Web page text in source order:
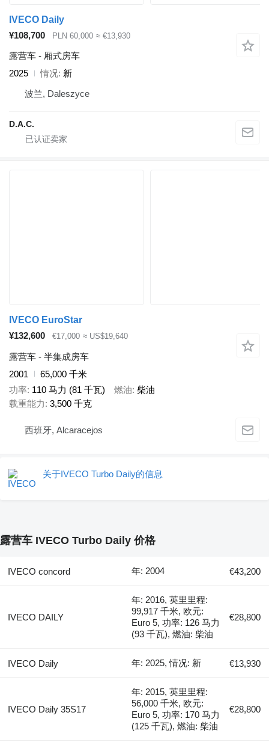
IVECO Daily
¥108,700
PLN 60,000 ≈ €13,930
露营车 - 厢式房车
2025
情况 新
波兰, Daleszyce
D.A.C.
IVECO EuroStar
¥132,600
€17,000 ≈ US$19,640
露营车 - 半集成房车
2001
65,000 千米
功率 110 马力 (81 千瓦) 燃油 柴油
载重能力 3,500 千克
西班牙, Alcaracejos
关于IVECO Turbo Daily的信息
露营车 IVECO Turbo Daily 价格
IVECO concord 年: 2004 €43,200
IVECO DAILY
年: 2016, 英里里程:
99,917 千米, 欧元:
Euro 5, 功率: 126 马力
(93 千瓦), 燃油: 柴油
€28,800
IVECO Daily 年: 2025, 情况: 新 €13,930
IVECO Daily 35S17
年: 2015, 英里里程:
56,000 千米, 欧元:
Euro 5, 功率: 170 马力
(125 千瓦), 燃油: 柴油
€28,800